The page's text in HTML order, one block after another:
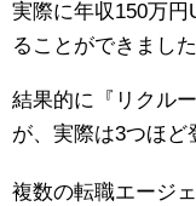
実際に年収150万
ることができました
結果的に『リクル
が、実際は3つほど
複数の転職エージ